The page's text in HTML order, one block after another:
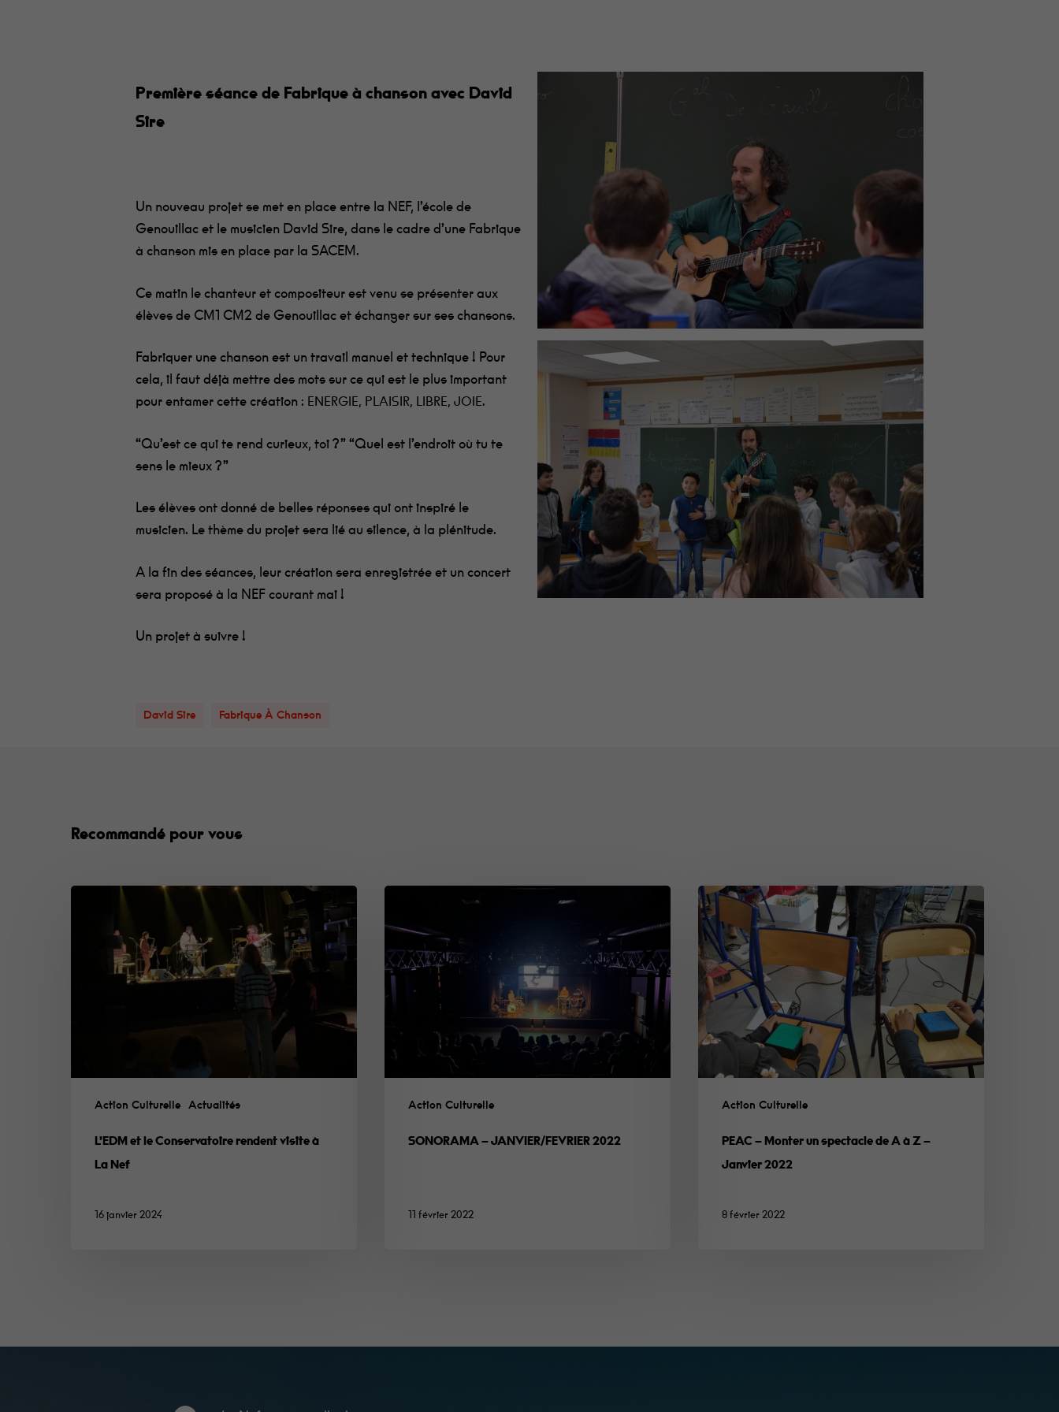
Première séance de Fabrique à chanson avec David
Sire
Un nouveau projet se met en place entre la NEF, l’école de
Genouillac et le musicien David Sire, dans le cadre d’une Fabrique
à chanson mis en place par la SACEM.
Ce matin le chanteur et compositeur est venu se présenter aux
élèves de CM1 CM2 de Genouillac et échanger sur ses chansons.
Fabriquer une chanson est un travail manuel et technique ! Pour
cela, il faut déjà mettre des mots sur ce qui est le plus important
pour entamer cette création : ENERGIE, PLAISIR, LIBRE, JOIE.
“Qu’est ce qui te rend curieux, toi ?” “Quel est l’endroit où tu te
sens le mieux ?”
Les élèves ont donné de belles réponses qui ont inspiré le
musicien. Le thème du projet sera lié au silence, à la plénitude.
A la fin des séances, leur création sera enregistrée et un concert
sera proposé à la NEF courant mai !
Un projet à suivre !
David Sire Fabrique À Chanson
Recommandé pour vous
Action Culturelle Actualités
L’EDM et le Conservatoire rendent visite à
La Nef
16 janvier 2024
Action Culturelle
SONORAMA – JANVIER/FEVRIER 2022
11 février 2022
Action Culturelle
PEAC – Monter un spectacle de A à Z –
Janvier 2022
8 février 2022